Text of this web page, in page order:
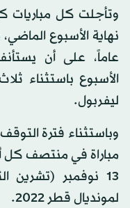
وتأجلت كل مباريات
عاماً، على أن
الأسبوع باستثناء
ليفربول.
وباستثناء فترة
مباراة في منتصف كل
13 نوفمبر (تشرين
لمونديال قطر 2022.